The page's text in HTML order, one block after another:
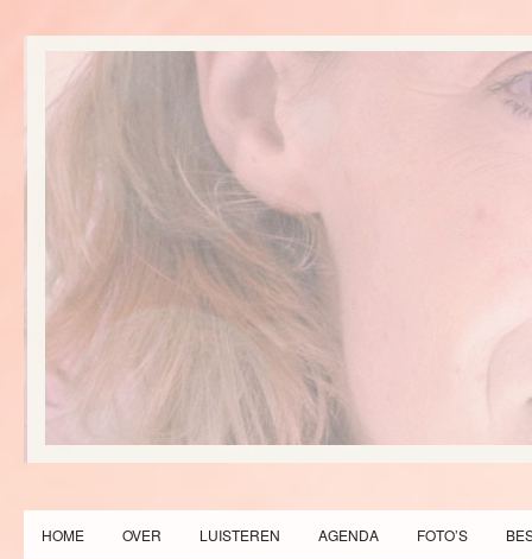
HOME OVER LUISTEREN AGENDA FOTO’S